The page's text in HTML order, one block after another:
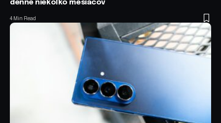
denne niekoľko mesiacov
4 Min Read